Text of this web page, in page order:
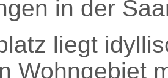
in der
liegt
Wohngebiet